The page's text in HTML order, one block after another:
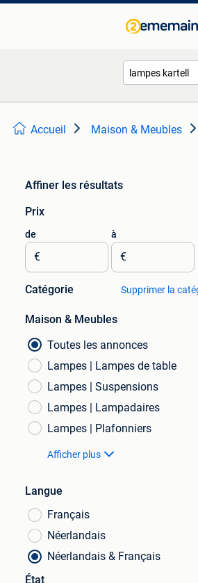
Accueil Maison & Meubles
Affiner les résultats
Prix
de
€
à
€
Catégorie Supprimer la
Maison & Meubles
Toutes les annonces
Lampes | Lampes de table
Lampes | Suspensions
Lampes | Lampadaires
Lampes | Plafonniers
Afficher plus
Langue
Français
Néerlandais
Néerlandais & Français
État